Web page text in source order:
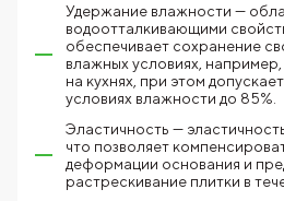
Удержание влажности —
водоотталкивающими
обеспечивает сохранение
влажных условиях,
на кухнях, при этом
условиях влажности до 85%.
Эластичность —
что позволяет
деформации основания и
растрескивание плитки в